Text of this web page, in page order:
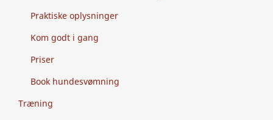
Praktiske oplysninger
Kom godt i gang
Priser
Book hundesvømning
Træning